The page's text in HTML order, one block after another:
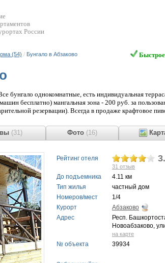
России
(54) / Бунгало в Абзаково
бунгало однокомнатные, есть индивидуальная
бесплатно) мангальная зона - 200 руб. за
резервации). Всегда в продаже крафтовое
(31) Фото (16)
Рейтинг отеля
31 отзыв
До подъемника
4.11 км
Тип жилья
частный дом
Номеров/мест
1/4
Курорт
Абзаково
Адрес
Респ.
Новоабзаково,
на карте
№ объекта 39934